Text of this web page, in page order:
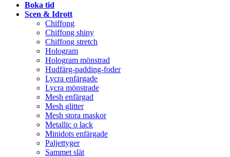
Boka tid
Scen & Idrott
Chiffong
Chiffong shiny
Chiffong stretch
Hologram
Hologram mönstrad
Hudfärg-padding-foder
Lycra enfärgade
Lycra mönstrade
Mesh enfärgad
Mesh glitter
Mesh stora maskor
Metallic o lack
Minidots enfärgade
Paljettyger
Sammet slät